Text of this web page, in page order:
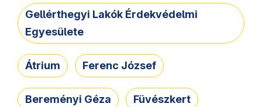
Gellérthegyi Lakók Érdekvédelmi
Egyesülete
Átrium Ferenc József
Bereményi Géza Füvészkert